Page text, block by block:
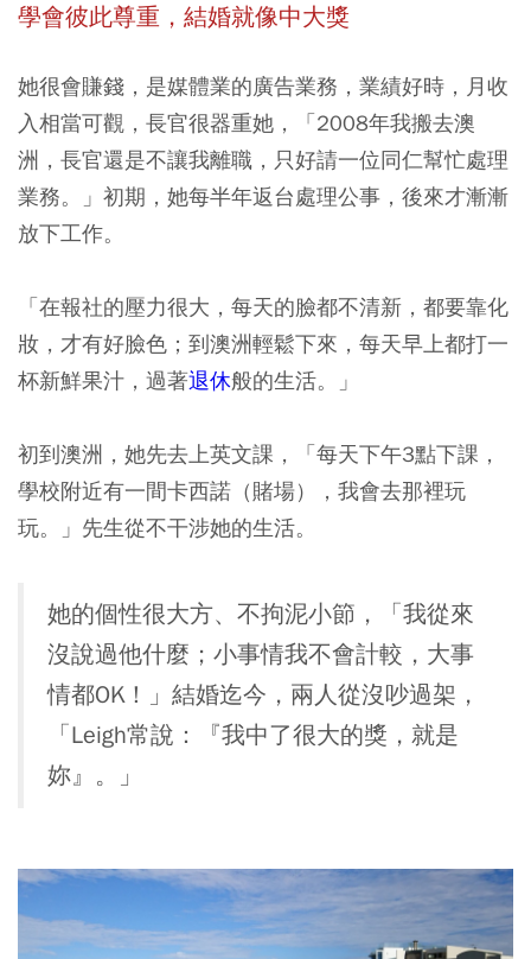
學會彼此尊重，結婚就像中大獎
她很會賺錢，是媒體業的廣告業務，業績好時，月收
入相當可觀，長官很器重她，「2008年我搬去澳
洲，長官還是不讓我離職，只好請一位同仁幫忙處理
業務。」初期，她每半年返台處理公事，後來才漸漸
放下工作。
「在報社的壓力很大，每天的臉都不清新，都要靠化
妝，才有好臉色；到澳洲輕鬆下來，每天早上都打一
杯新鮮果汁，過著退休般的生活。」
初到澳洲，她先去上英文課，「每天下午3點下課，
學校附近有一間卡西諾（賭場），我會去那裡玩
玩。」先生從不干涉她的生活。
她的個性很大方、不拘泥小節，「我從來
沒說過他什麼；小事情我不會計較，大事
情都OK！」結婚迄今，兩人從沒吵過架，
「Leigh常說：『我中了很大的獎，就是
妳』。」